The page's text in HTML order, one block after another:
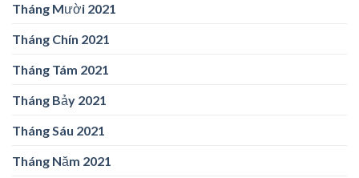
Tháng Mười 2021
Tháng Chín 2021
Tháng Tám 2021
Tháng Bảy 2021
Tháng Sáu 2021
Tháng Năm 2021